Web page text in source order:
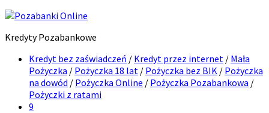
Kredyty Pozabankowe
Kredyt bez zaświadczeń / Kredyt przez internet / Mała
Pożyczka / Pożyczka 18 lat / Pożyczka bez BIK / Pożyczka
na dowód / Pożyczka Online / Pożyczka Pozabankowa /
Pożyczki z ratami
9